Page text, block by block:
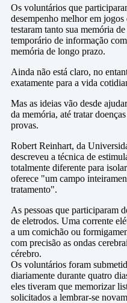
Os voluntários que
desempenho melhor em
testaram tanto sua memória
temporário de informação
memória de longo prazo.
Ainda não está claro, no
exatamente para a vida
Mas as ideias vão desde
da memória, até tratar
provas.
Robert Reinhart, da
descreveu a técnica de
totalmente diferente para
oferece "um campo
tratamento".
As pessoas que participaram
de eletrodos. Uma corrente
a um comichão ou
com precisão as ondas
cérebro.
Os voluntários foram
diariamente durante quatro
eles tiveram que memorizar
solicitados a lembrar-se